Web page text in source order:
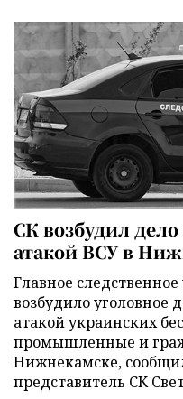
СК возбудил дело
атакой ВСУ в
Главное
возбудило уголовное
атакой украинских
промышленные и
Нижнекамске,
представитель СК